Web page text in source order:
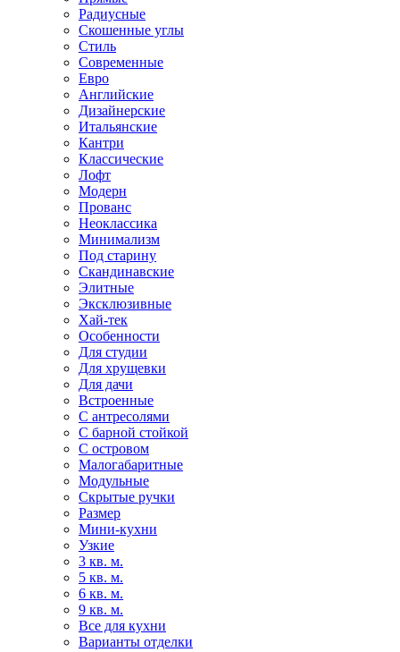
Радиусные
Скошенные углы
Стиль
Современные
Евро
Английские
Дизайнерские
Итальянские
Кантри
Классические
Лофт
Модерн
Прованс
Неоклассика
Минимализм
Под старину
Скандинавские
Элитные
Эксклюзивные
Хай-тек
Особенности
Для студии
Для хрущевки
Для дачи
Встроенные
С антресолями
С барной стойкой
С островом
Малогабаритные
Модульные
Скрытые ручки
Размер
Мини-кухни
Узкие
3 кв. м.
5 кв. м.
6 кв. м.
9 кв. м.
Все для кухни
Варианты отделки